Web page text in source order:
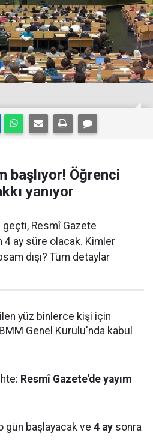
başlıyor! Öğrenci
yanıyor
geçti, Resmî Gazete
4 ay süre olacak. Kimler
dışı? Tüm detaylar
yüz binlerce kişi için
Genel Kurulu'nda kabul
Resmî Gazete'de yayım
gün başlayacak ve 4 ay sonra